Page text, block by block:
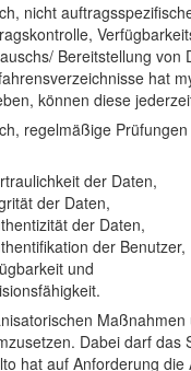
nicht
Bereitstellung
hat
können diese
regelmäßige
der Daten,
der Daten,
der Daten,
der Benutzer,
und
Dabei darf
hat auf Anforderung die